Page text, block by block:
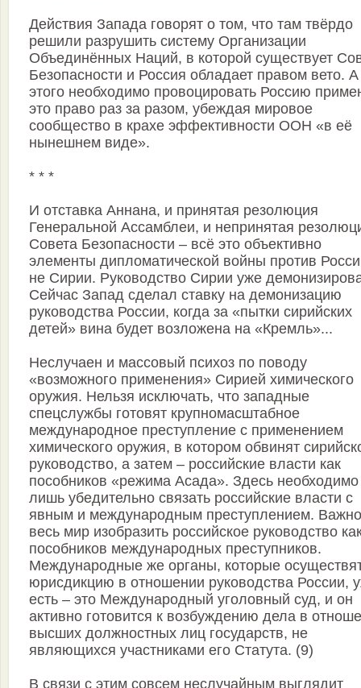
Действия Запада говорят о том, что там твёрдо
решили разрушить систему Организации
Объединённых Наций, в которой существует
Безопасности и Россия обладает правом вето.
этого необходимо провоцировать Россию
это право раз за разом, убеждая мировое
сообщество в крахе эффективности ООН «в её
нынешнем виде».
* * *
И отставка Аннана, и принятая резолюция
Генеральной Ассамблеи, и непринятая
Совета Безопасности – всё это объективно
элементы дипломатической войны против
не Сирии. Руководство Сирии уже
Сейчас Запад сделал ставку на демонизацию
руководства России, когда за «пытки сирийских
детей» вина будет возложена на «Кремль»...
Неслучаен и массовый психоз по поводу
«возможного применения» Сирией химического
оружия. Нельзя исключать, что западные
спецслужбы готовят крупномасштабное
международное преступление с применением
химического оружия, в котором обвинят
руководство, а затем – российские власти как
пособников «режима Асада». Здесь необходимо
лишь убедительно связать российские власти с
явным и международным преступлением.
весь мир изобразить российское руководство
пособников международных преступников.
Международные же органы, которые
юрисдикцию в отношении руководства России,
есть – это Международный уголовный суд, и он
активно готовится к возбуждению дела в
высших должностных лиц государств, не
являющихся участниками его Статута. (9)
В связи с этим совсем неслучайным выглядит